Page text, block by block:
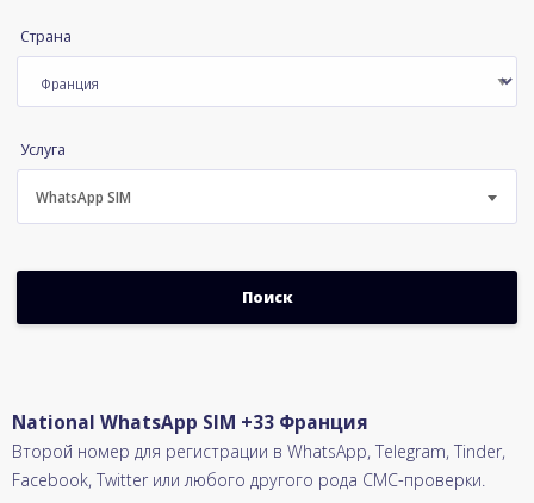
Страна
Услуга
WhatsApp SIM
National WhatsApp SIM +33 Франция
Второй номер для регистрации в WhatsApp, Telegram, Tinder,
Facebook, Twitter или любого другого рода СМС-проверки.